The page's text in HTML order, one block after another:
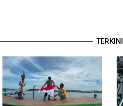
TERKINI